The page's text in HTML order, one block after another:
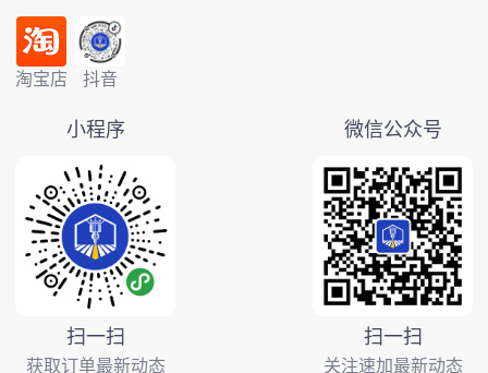
淘宝店 抖音
小程序
扫一扫
获取订单最新动态
微信公众号
扫一扫
关注速加最新动态